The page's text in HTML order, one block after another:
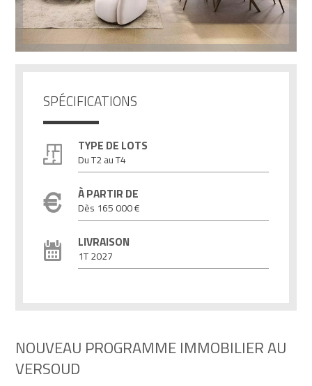
SPÉCIFICATIONS
TYPE DE LOTS
Du T2 au T4
À PARTIR DE
Dès 165 000 €
LIVRAISON
1T 2027
NOUVEAU PROGRAMME IMMOBILIER AU
VERSOUD